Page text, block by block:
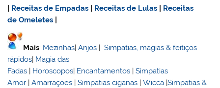
Receitas de Empadas Receitas de Lulas
Receitas
de Omeletes
Mais: Mezinhas|Anjos |Simpatias, magias & feitiços
rápidos| Magia das
Fadas | Horoscopos| Encantamentos |Simpatias
Amor |Amarrações |Simpatias ciganas |Wicca |Simpatias &